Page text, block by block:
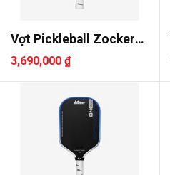
Vợt Pickleball Zocker
Power ..
3,690,000 ₫